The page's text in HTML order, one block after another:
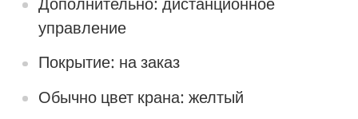
управление
Покрытие: на заказ
Обычно цвет крана: желтый